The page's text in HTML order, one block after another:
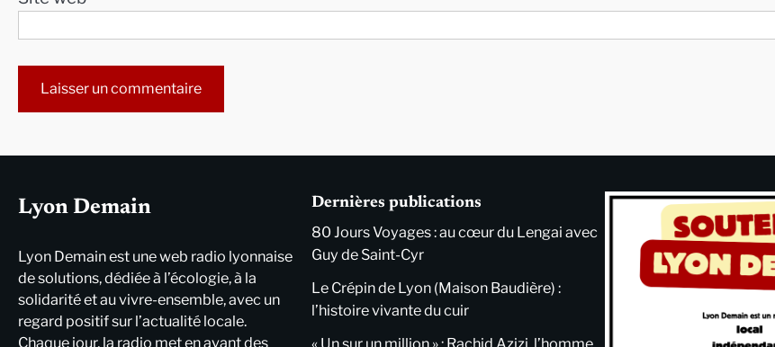
Lyon Demain
Lyon Demain est une web radio lyonnaise
de solutions, dédiée à l’écologie, à la
solidarité et au vivre-ensemble, avec un
regard positif sur l’actualité locale.
Chaque jour, la radio met en avant des
Dernières publications
80 Jours Voyages : au cœur du Lengai avec
Guy de Saint-Cyr
Le Crépin de Lyon (Maison Baudière) :
l’histoire vivante du cuir